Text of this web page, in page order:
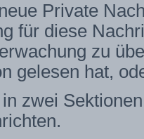
Private
für diese
zu
gelesen hat,
zwei